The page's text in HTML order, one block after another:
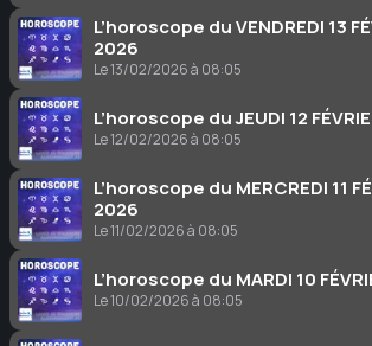
L’horoscope du VENDREDI 13
2026
Le 13/02/2026 à 08:05
L’horoscope du JEUDI 12
Le 12/02/2026 à 08:05
L’horoscope du MERCREDI 11
2026
Le 11/02/2026 à 08:05
L’horoscope du MARDI 10
Le 10/02/2026 à 08:05